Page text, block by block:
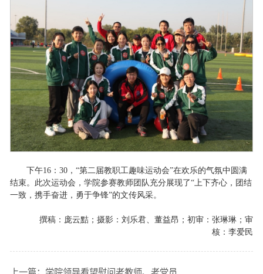
下午16：30，“第二届教职工趣味运动会”在欢乐的气氛中圆满
结束。此次运动会，学院参赛教师团队充分展现了“上下齐心，团结
一致，携手奋进，勇于争锋”的文传风采。
撰稿：庞云黠；摄影：刘乐君、董益昂；初审：张琳琳；审
核：李爱民
上一篇： 学院领导看望慰问老教师、老党员